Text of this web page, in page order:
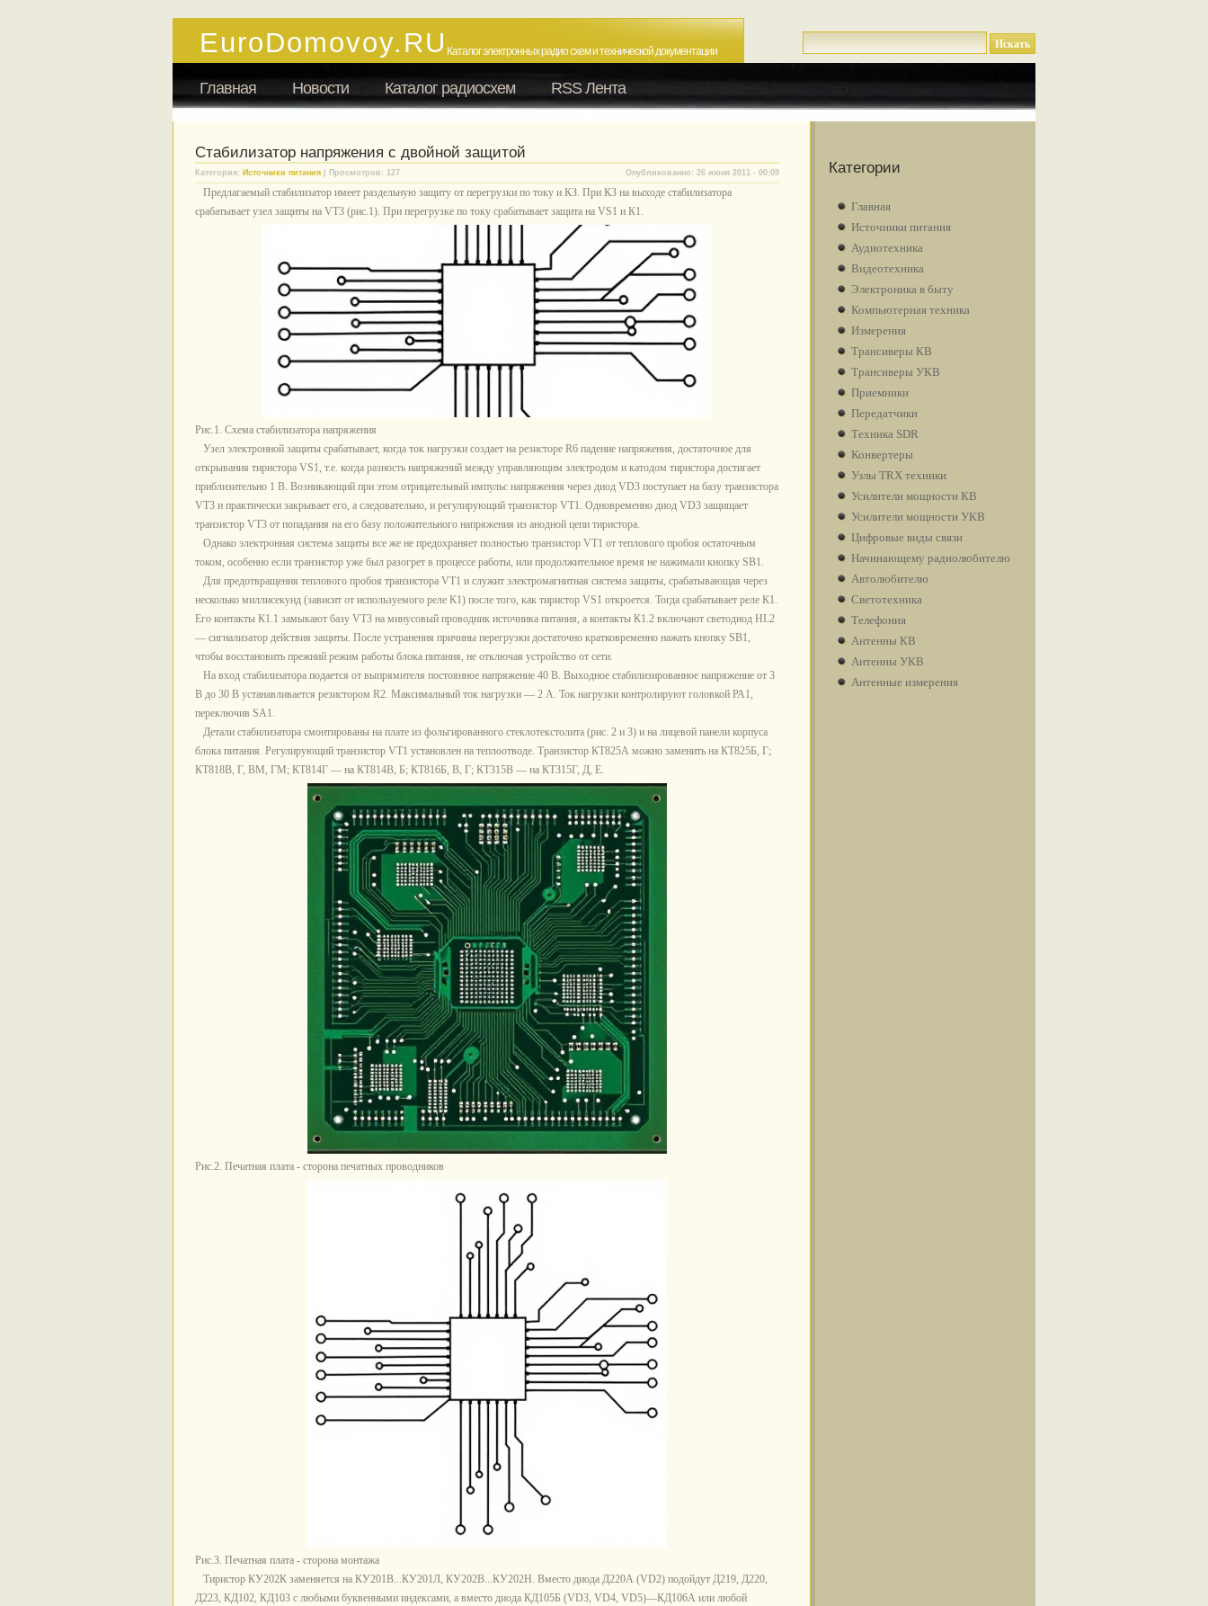
EuroDomovoy.RU Каталог электронных радио схем и технической документации
Главная Новости Каталог радиосхем RSS Лента
Стабилизатор напряжения с двойной защитой
Категория: Источники питания | Просмотров: 127 Опубликованно: 26 июня 2011 - 00:09
Предлагаемый стабилизатор имеет раздельную защиту от перегрузки по току и КЗ. При КЗ на выходе стабилизатора
срабатывает узел защиты на VT3 (рис.1). При перегрузке по току срабатывает защита на VS1 и К1.
Рис.1. Схема стабилизатора напряжения
Узел электронной защиты срабатывает, когда ток нагрузки создает на резисторе R6 падение напряжения, достаточное для
открывания тиристора VS1, т.е. когда разность напряжений между управляющим электродом и катодом тиристора достигает
приблизительно 1 В. Возникающий при этом отрицательный импульс напряжения через диод VD3 поступает на базу транзистора
VT3 и практически закрывает его, а следовательно, и регулирующий транзистор VT1. Одновременно диод VD3 защищает
транзистор VT3 от попадания на его базу положительного напряжения из анодной цепи тиристора.
Однако электронная система защиты все же не предохраняет полностью транзистор VT1 от теплового пробоя остаточным
током, особенно если транзистор уже был разогрет в процессе работы, или продолжительное время не нажимали кнопку SB1.
Для предотвращения теплового пробоя транзистора VT1 и служит электромагнитная система защиты, срабатывающая через
несколько миллисекунд (зависит от используемого реле К1) после того, как тиристор VS1 откроется. Тогда срабатывает реле К1.
Его контакты К1.1 замыкают базу VT3 на минусовый проводник источника питания, а контакты К1.2 включают светодиод HL2
— сигнализатор действия защиты. После устранения причины перегрузки достаточно кратковременно нажать кнопку SB1,
чтобы восстановить прежний режим работы блока питания, не отключая устройство от сети.
На вход стабилизатора подается от выпрямителя постоянное напряжение 40 В. Выходное стабилизированное напряжение от 3
В до 30 В устанавливается резистором R2. Максимальный ток нагрузки — 2 А. Ток нагрузки контролируют головкой РА1,
переключив SA1.
Детали стабилизатора смонтированы на плате из фольгированного стеклотекстолита (рис. 2 и 3) и на лицевой панели корпуса
блока питания. Регулирующий транзистор VT1 установлен на теплоотводе. Транзистор КТ825А можно заменить на КТ825Б, Г;
КТ818В, Г, ВМ, ГМ; КТ814Г — на КТ814В, Б; КТ816Б, В, Г; КТ315В — на КТ315Г, Д, Е.
Рис.2. Печатная плата - сторона печатных проводников
Рис.3. Печатная плата - сторона монтажа
Тиристор КУ202К заменяется на КУ201В...КУ201Л, КУ202В...КУ202Н. Вместо диода Д220А (VD2) подойдут Д219, Д220,
Д223, КД102, КД103 с любыми буквенными индексами, а вместо диода КД105Б (VD3, VD4, VD5)—КД106А или любой
Категории
Главная
Источники питания
Аудиотехника
Видеотехника
Электроника в быту
Компьютерная техника
Измерения
Трансиверы КВ
Трансиверы УКВ
Приемники
Передатчики
Техника SDR
Конвертеры
Узлы TRX техники
Усилители мощности КВ
Усилители мощности УКВ
Цифровые виды связи
Начинающему радиолюбителю
Автолюбителю
Светотехника
Телефония
Антенны КВ
Антенны УКВ
Антенные измерения